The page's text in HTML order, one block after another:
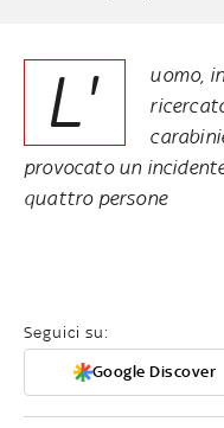
L'
uomo,
provocato un
quattro persone
Seguici su:
Google Discover